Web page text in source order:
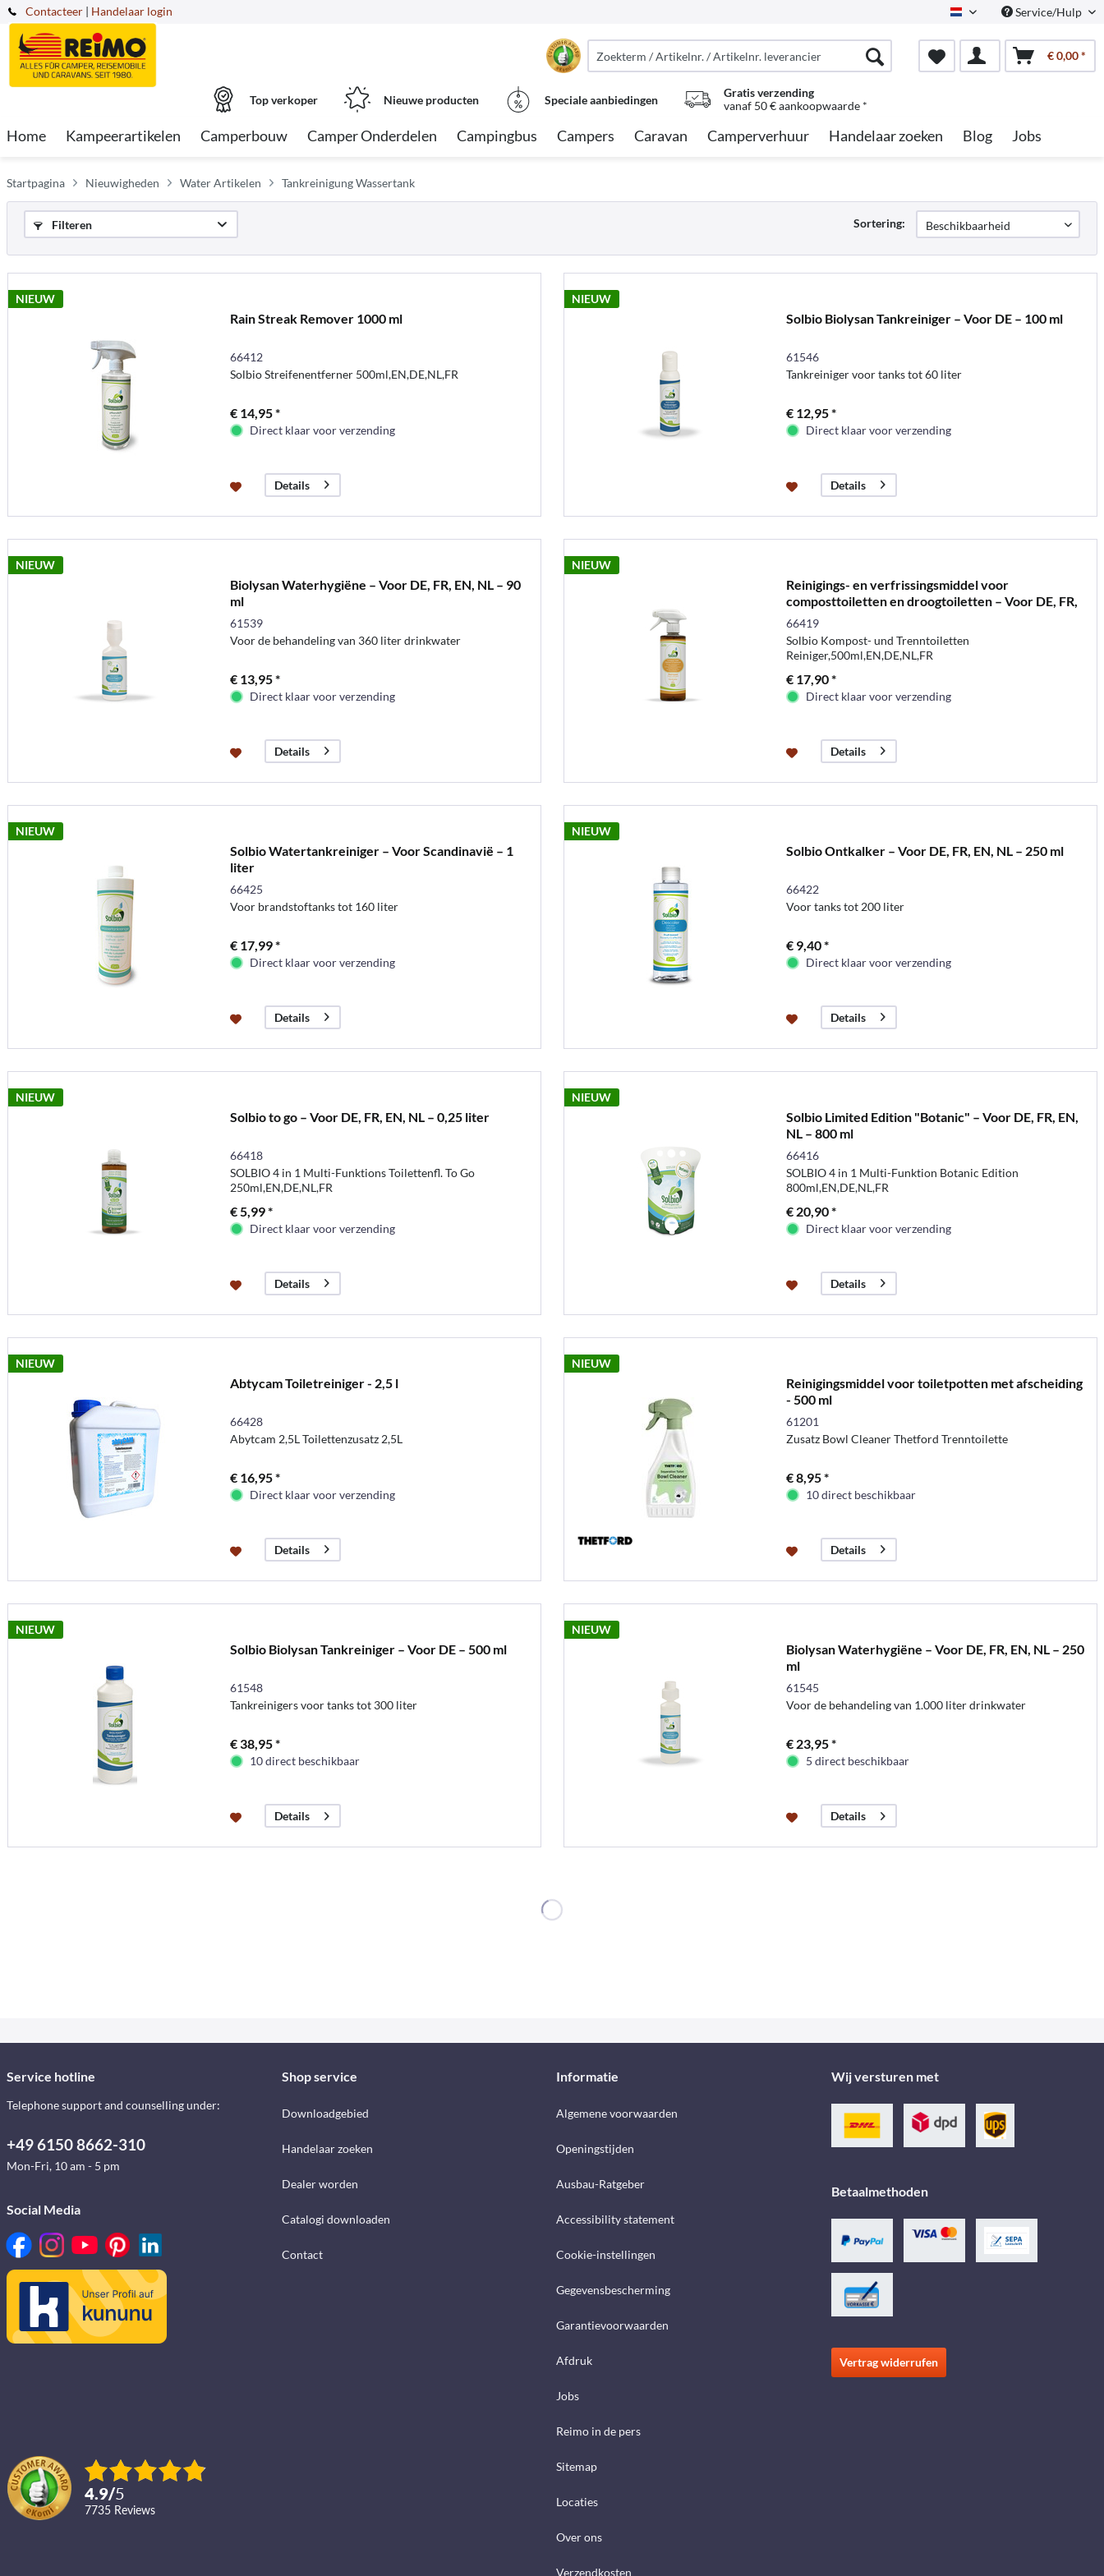
Contacteer Dutch Service/Hulp
| Handelaar login
€ 0,00 *
Top verkoper Nieuwe producten Speciale aanbiedingen
Gratis verzending
vanaf 50 € aankoopwaarde *
Home Kampeerartikelen Camperbouw Camper Onderdelen Campingbus Campers Caravan Camperverhuur Handelaar zoeken Blog Jobs
Startpagina Nieuwigheden Water Artikelen Tankreinigung Wassertank
Filteren Sortering:
NIEUW
Rain Streak Remover 1000 ml
66412
Solbio Streifenentferner 500ml,EN,DE,NL,FR
€ 14,95 *
Direct klaar voor verzending
Details
NIEUW
Solbio Biolysan Tankreiniger – Voor DE – 100 ml
61546
Tankreiniger voor tanks tot 60 liter
€ 12,95 *
Direct klaar voor verzending
Details
NIEUW
Biolysan Waterhygiëne – Voor DE, FR, EN, NL – 90
ml
61539
Voor de behandeling van 360 liter drinkwater
€ 13,95 *
Direct klaar voor verzending
Details
NIEUW
Reinigings- en verfrissingsmiddel voor
composttoiletten en droogtoiletten – Voor DE, FR,
EN, NL –...
66419
Solbio Kompost- und Trenntoiletten
Reiniger,500ml,EN,DE,NL,FR
€ 17,90 *
Direct klaar voor verzending
Details
NIEUW
Solbio Watertankreiniger – Voor Scandinavië – 1
liter
66425
Voor brandstoftanks tot 160 liter
€ 17,99 *
Direct klaar voor verzending
Details
NIEUW
Solbio Ontkalker – Voor DE, FR, EN, NL – 250 ml
66422
Voor tanks tot 200 liter
€ 9,40 *
Direct klaar voor verzending
Details
NIEUW
Solbio to go – Voor DE, FR, EN, NL – 0,25 liter
66418
SOLBIO 4 in 1 Multi-Funktions Toilettenfl. To Go
250ml,EN,DE,NL,FR
€ 5,99 *
Direct klaar voor verzending
Details
NIEUW
Solbio Limited Edition "Botanic" – Voor DE, FR, EN,
NL – 800 ml
66416
SOLBIO 4 in 1 Multi-Funktion Botanic Edition
800ml,EN,DE,NL,FR
€ 20,90 *
Direct klaar voor verzending
Details
NIEUW
Abtycam Toiletreiniger - 2,5 l
66428
Abytcam 2,5L Toilettenzusatz 2,5L
€ 16,95 *
Direct klaar voor verzending
Details
NIEUW
Reinigingsmiddel voor toiletpotten met afscheiding
- 500 ml
61201
Zusatz Bowl Cleaner Thetford Trenntoilette
€ 8,95 *
10 direct beschikbaar
Details
NIEUW
Solbio Biolysan Tankreiniger – Voor DE – 500 ml
61548
Tankreinigers voor tanks tot 300 liter
€ 38,95 *
10 direct beschikbaar
Details
NIEUW
Biolysan Waterhygiëne – Voor DE, FR, EN, NL – 250
ml
61545
Voor de behandeling van 1.000 liter drinkwater
€ 23,95 *
5 direct beschikbaar
Details
Service hotline
Telephone support and counselling under:
+49 6150 8662-310
Mon-Fri, 10 am - 5 pm
Social Media
4.9/5
7735 reviews
Shop service
Downloadgebied
Handelaar zoeken
Dealer worden
Catalogi downloaden
Contact
Informatie
Algemene voorwaarden
Openingstijden
Ausbau-Ratgeber
Accessibility statement
Cookie-instellingen
Gegevensbescherming
Garantievoorwaarden
Afdruk
Jobs
Reimo in de pers
Sitemap
Locaties
Over ons
Verzendkosten
Wij versturen met
Betaalmethoden
Vertrag widerrufen